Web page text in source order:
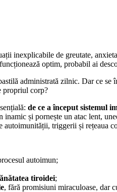
inexplicabile de greutate,
optim, probabil ai
administrată zilnic. Dar ce
propriul corp?
de ce a început sistemul
și pornește un atac lent,
autoimunității, triggerii și
autoimun;
tiroidei;
, fără promisiuni miraculoase, dar